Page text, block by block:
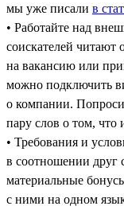
мы уже писали в
• Работайте над
соискателей читают
на вакансию или
можно подключить
о компании.
пару слов о том, что
• Требования и
в соотношении друг
материальные
с ними на одном